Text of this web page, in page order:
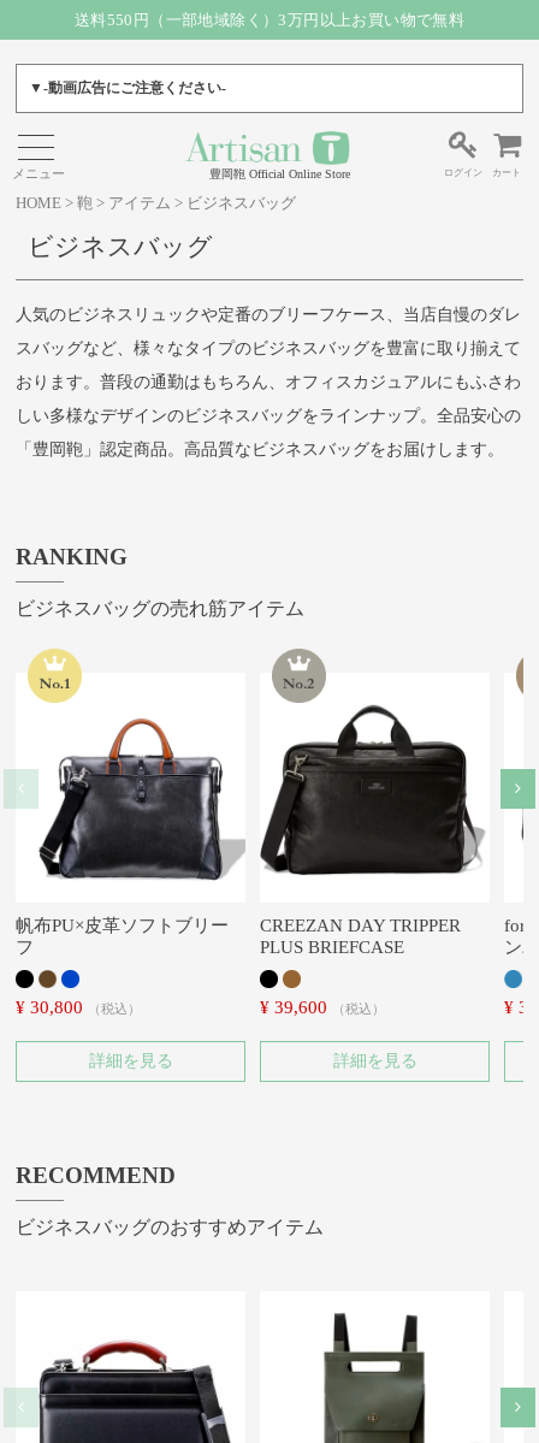
送料550円（一部地域除く）3万円以上お買い物で無料
▼-動画広告にご注意ください-
豊岡鞄 Official Online Store ログイン カート
HOME 鞄 アイテム ビジネスバッグ
ビジネスバッグ
人気のビジネスリュックや定番のブリーフケース、当店自慢のダレ
スバッグなど、様々なタイプのビジネスバッグを豊富に取り揃えて
おります。普段の通勤はもちろん、オフィスカジュアルにもふさわ
しい多様なデザインのビジネスバッグをラインナップ。全品安心の
「豊岡鞄」認定商品。高品質なビジネスバッグをお届けします。
RANKING
ビジネスバッグの売れ筋アイテム
帆布PU×皮革ソフトブリー
フ
¥ 30,800 税込
詳細を見る
CREEZAN DAY TRIPPER
PLUS BRIEFCASE
¥ 39,600 税込
詳細を見る
for
ン
¥
RECOMMEND
ビジネスバッグのおすすめアイテム